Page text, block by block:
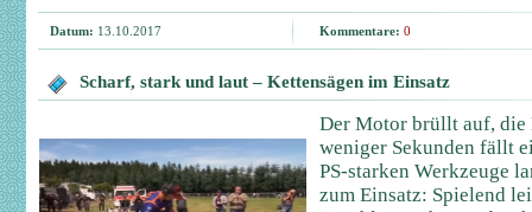
Datum: 13.10.2017 Kommentare: 0
Scharf, stark und laut – Kettensägen im Einsatz
Der Motor brüllt auf, die
weniger Sekunden fällt
PS-starken Werkzeuge
zum Einsatz: Spielend